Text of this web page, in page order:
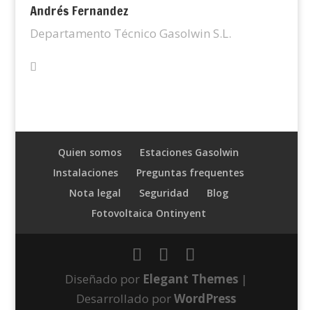
Andrés Fernandez
Departamento Técnico Gasolwin S.L.
Quien somos
Estaciones Gasolwin
Instalaciones
Preguntas frequentes
Nota legal
Seguridad
Blog
Fotovoltaica Ontinyent
Diseñado por Elegant Themes |
Desarrollado porWordPress